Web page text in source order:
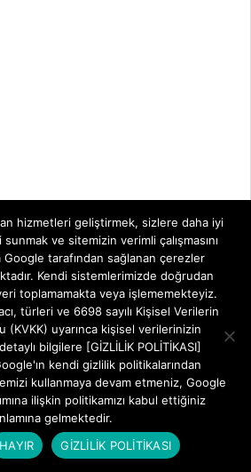
hizmetleri geliştirmek, sizlere daha iyi
sunmak ve sitemizin verimli çalışmasını
Google tarafından sağlanan çerezler
Kendi sistemlerimizde doğrudan
toplamamakta veya işlememekteyiz.
türleri ve 6698 sayılı Kişisel Verilerin
(KVKK) uyarınca kişisel verilerinizin
bilgilere [GİZLİLİK POLİTİKASI]
kendi gizlilik politikalarından
kullanmaya devam etmeniz, Google
ilişkin politikamızı kabul ettiğiniz
gelmektedir.
HAYIR GİZLİLİK POLİTİKASI